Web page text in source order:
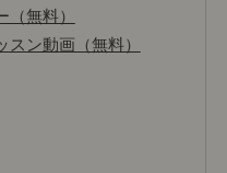
無料）
ン動画（無料）